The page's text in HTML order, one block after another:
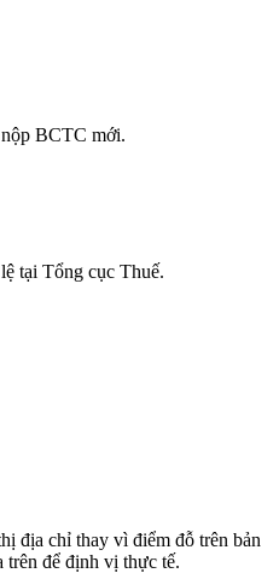
BCTC mới.
tại Tổng cục Thuế.
địa chỉ thay vì điểm đỗ trên bản
trên để định vị thực tế.